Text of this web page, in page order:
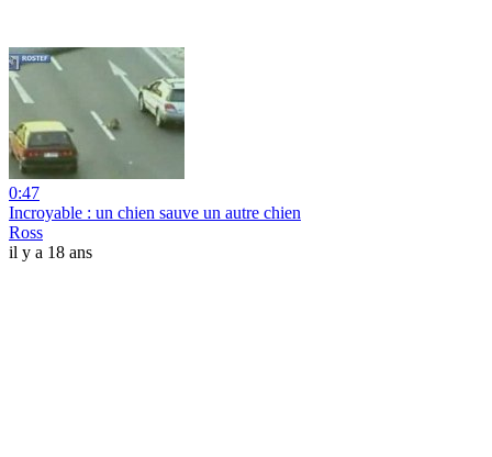
0:47
Incroyable : un chien sauve un autre chien
Ross
il y a 18 ans